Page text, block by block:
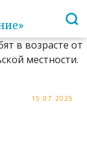
15.07.2025